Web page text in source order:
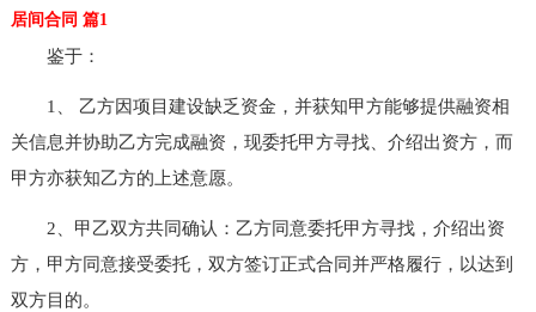
居间合同 篇1
鉴于：
1、 乙方因项目建设缺乏资金，并获知甲方能够提供融资相
关信息并协助乙方完成融资，现委托甲方寻找、介绍出资方，而
甲方亦获知乙方的上述意愿。
2、甲乙双方共同确认：乙方同意委托甲方寻找，介绍出资
方，甲方同意接受委托，双方签订正式合同并严格履行，以达到
双方目的。